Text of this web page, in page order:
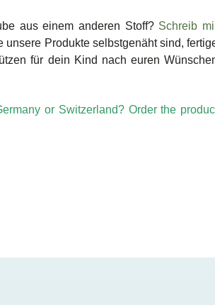
aus einem anderen Stoff? Schreib
unsere Produkte selbstgenäht sind,
für dein Kind nach euren
or Switzerland? Order the